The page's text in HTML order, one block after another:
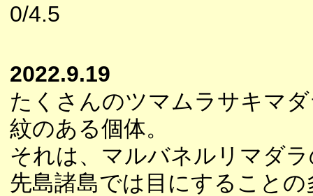
0/4.5
2022.9.19
たくさんのツマムラサキマ
紋のある個体。
それは、マルバネルリマダ
先島諸島では目にすること